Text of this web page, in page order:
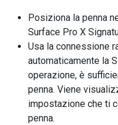
Posiziona la penna
Surface Pro X
Usa la connessione
automaticamente la
operazione, è
penna. Viene
impostazione che ti
penna.